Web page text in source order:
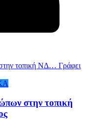
στην τοπική